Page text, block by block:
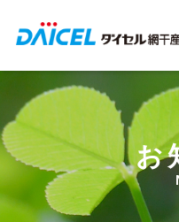
お